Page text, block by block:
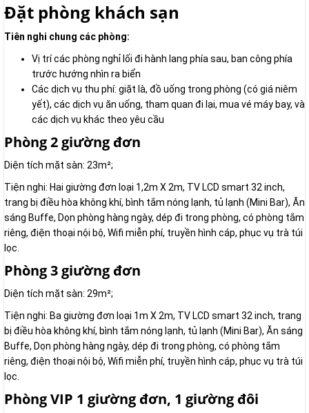
Đặt phòng khách sạn
Tiên nghi chung các phòng:
Vị trí các phòng nghỉ lối đi hành lang phía sau, ban công phía
trước hướng nhìn ra biển
Các dịch vụ thu phí: giặt là, đồ uống trong phòng (có giá niêm
yết), các dịch vụ ăn uống, tham quan đi lại, mua vé máy bay, và
các dịch vụ khác theo yêu cầu
Phòng 2 giường đơn
Diện tích mặt sàn: 23m²;
Tiện nghi: Hai giường đơn loại 1,2m X 2m, TV LCD smart 32 inch,
trang bị điều hòa không khí, bình tắm nóng lạnh, tủ lạnh (Mini Bar), Ăn
sáng Buffe, Dọn phòng hàng ngày, dép đi trong phòng, có phòng tắm
riêng, điện thoại nội bộ, Wifi miễn phí, truyền hình cáp, phục vụ trà túi
lọc.
Phòng 3 giường đơn
Diện tích mặt sàn: 29m²;
Tiện nghi: Ba giường đơn loại 1m X 2m, TV LCD smart 32 inch, trang
bị điều hòa không khí, bình tắm nóng lạnh, tủ lạnh (Mini Bar), Ăn sáng
Buffe, Dọn phòng hàng ngày, dép đi trong phòng, có phòng tắm
riêng, điện thoại nội bộ, Wifi miễn phí, truyền hình cáp, phục vụ trà túi
lọc.
Phòng VIP 1 giường đơn, 1 giường đôi